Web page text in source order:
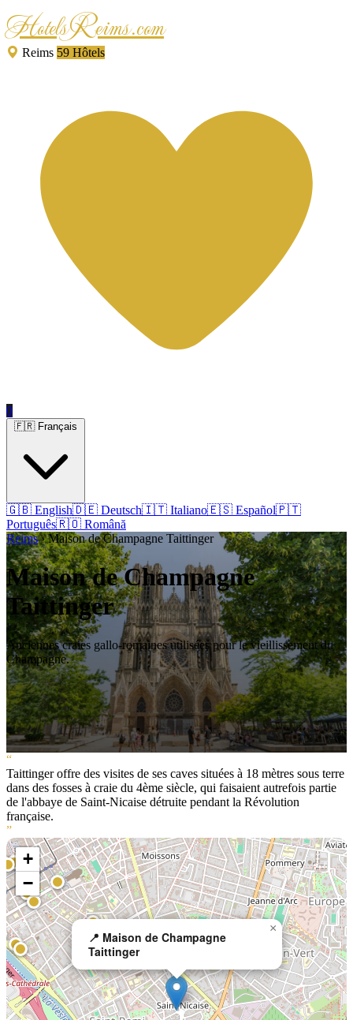
HotelsReims.com
Reims 59 Hôtels
0
🇬🇧 English🇩🇪 Deutsch🇮🇹 Italiano🇪🇸 Español🇵🇹
Português🇷🇴 Română
Reims› Maison de Champagne Taittinger
Maison de Champagne
Taittinger
Anciennes craies gallo-romaines utilisées pour le vieillissement du
Champagne.
“
Taittinger offre des visites de ses caves situées à 18 mètres sous terre
dans des fosses à craie du 4ème siècle, qui faisaient autrefois partie
de l'abbaye de Saint-Nicaise détruite pendant la Révolution
française.
”
📍 Maison de Champagne
Taittinger
×
+
−